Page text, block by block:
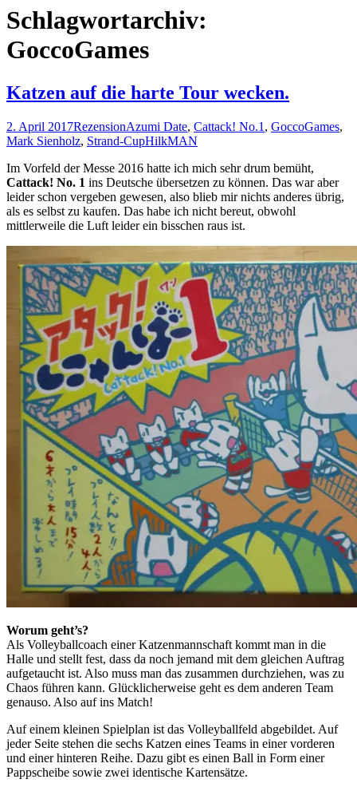
Schlagwortarchiv:
GoccoGames
Katzen auf die harte Tour wecken.
2. April 2017RezensionAzumi Date, Cattack! No.1 , GoccoGames,
Mark Sienholz, Strand-CupHilkMAN
Im Vorfeld der Messe 2016 hatte ich mich sehr drum bemüht,
Cattack! No. 1 ins Deutsche übersetzen zu können. Das war aber
leider schon vergeben gewesen, also blieb mir nichts anderes übrig,
als es selbst zu kaufen. Das habe ich nicht bereut, obwohl
mittlerweile die Luft leider ein bisschen raus ist.
Worum geht’s?
Als Volleyballcoach einer Katzenmannschaft kommt man in die
Halle und stellt fest, dass da noch jemand mit dem gleichen Auftrag
aufgetaucht ist. Also muss man das zusammen durchziehen, was zu
Chaos führen kann. Glücklicherweise geht es dem anderen Team
genauso. Also auf ins Match!
Auf einem kleinen Spielplan ist das Volleyballfeld abgebildet. Auf
jeder Seite stehen die sechs Katzen eines Teams in einer vorderen
und einer hinteren Reihe. Dazu gibt es einen Ball in Form einer
Pappscheibe sowie zwei identische Kartensätze.